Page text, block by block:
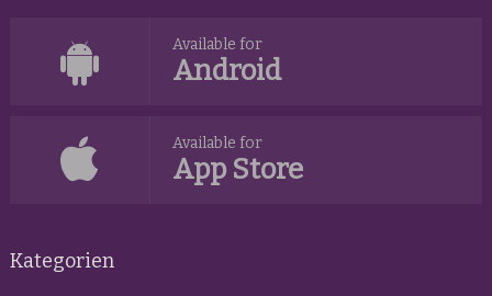
Available for
Android
Available for
App Store
Kategorien